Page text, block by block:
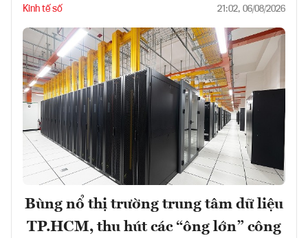
Kinh tế số 21:02, 06/08/2026
Bùng nổ thị trường trung tâm dữ liệu
TP.HCM, thu hút các “ông lớn” công